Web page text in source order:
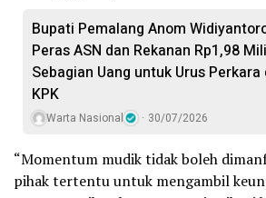
Bupati Pemalang Anom
Peras ASN dan Rekanan Rp1,98
Sebagian Uang untuk Urus Perkara
KPK
Warta Nasional 30/07/2026
“Momentum mudik tidak boleh
pihak tertentu untuk mengambil